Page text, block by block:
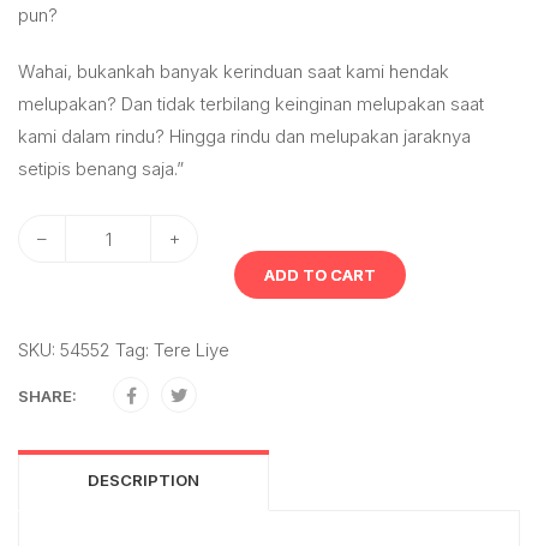
pun?
Wahai, bukankah banyak kerinduan saat kami hendak
melupakan? Dan tidak terbilang keinginan melupakan saat
kami dalam rindu? Hingga rindu dan melupakan jaraknya
setipis benang saja.”
– +
ADD TO CART
SKU: 54552 Tag: Tere Liye
SHARE:
DESCRIPTION